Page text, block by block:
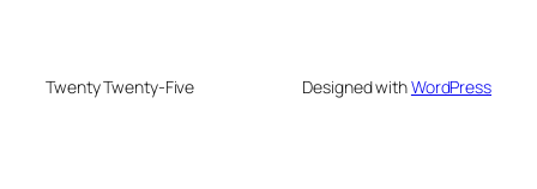
Twenty Twenty-Five Designed withWordPress